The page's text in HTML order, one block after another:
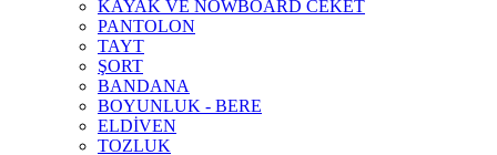
KAYAK VE NOWBOARD CEKET
PANTOLON
TAYT
ŞORT
BANDANA
BOYUNLUK - BERE
ELDİVEN
TOZLUK